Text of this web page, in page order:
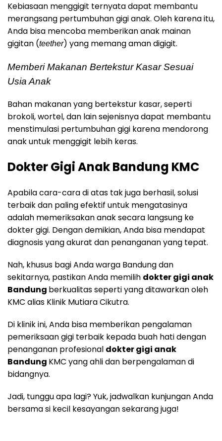
Kebiasaan menggigit ternyata dapat membantu
merangsang pertumbuhan gigi anak. Oleh karena itu,
Anda bisa mencoba memberikan anak mainan
gigitan (teether) yang memang aman digigit.
Memberi Makanan Bertekstur Kasar Sesuai
Usia Anak
Bahan makanan yang bertekstur kasar, seperti
brokoli, wortel, dan lain sejenisnya dapat membantu
menstimulasi pertumbuhan gigi karena mendorong
anak untuk menggigit lebih keras.
Dokter Gigi Anak Bandung KMC
Apabila cara-cara di atas tak juga berhasil, solusi
terbaik dan paling efektif untuk mengatasinya
adalah memeriksakan anak secara langsung ke
dokter gigi. Dengan demikian, Anda bisa mendapat
diagnosis yang akurat dan penanganan yang tepat.
Nah, khusus bagi Anda warga Bandung dan
sekitarnya, pastikan Anda memilih dokter gigi anak
Bandung berkualitas seperti yang ditawarkan oleh
KMC alias Klinik Mutiara Cikutra.
Di klinik ini, Anda bisa memberikan pengalaman
pemeriksaan gigi terbaik kepada buah hati dengan
penanganan profesional dokter gigi anak
Bandung KMC yang ahli dan berpengalaman di
bidangnya.
Jadi, tunggu apa lagi? Yuk, jadwalkan kunjungan Anda
bersama si kecil kesayangan sekarang juga!